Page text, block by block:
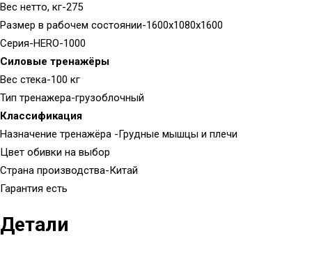
Вес нетто, кг-275
Размер в рабочем состоянии-1600x1080x1600
Серия-HERO-1000
Силовые тренажёры
Вес стека-100 кг
Тип тренажера-грузоблочный
Классификация
Назначение тренажёра -Грудные мышцы и плечи
Цвет обивки на выбор
Страна производства-Китай
Гарантия есть
Детали